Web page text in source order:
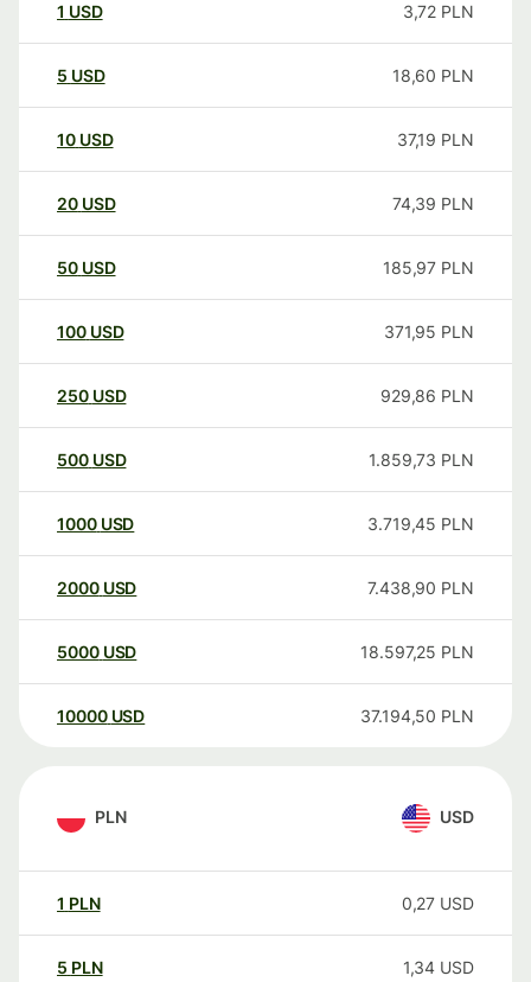
1 USD 3,72 PLN
5 USD 18,60 PLN
10 USD 37,19 PLN
20 USD 74,39 PLN
50 USD 185,97 PLN
100 USD 371,95 PLN
250 USD 929,86 PLN
500 USD 1.859,73 PLN
1000 USD 3.719,45 PLN
2000 USD 7.438,90 PLN
5000 USD 18.597,25 PLN
10000 USD 37.194,50 PLN
PLN USD
1 PLN 0,27 USD
5 PLN 1,34 USD